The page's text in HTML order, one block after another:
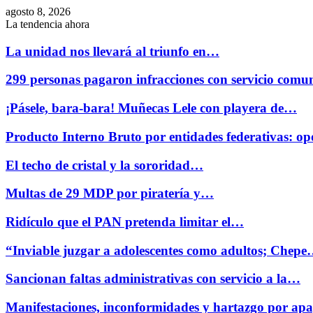
agosto 8, 2026
La tendencia ahora
La unidad nos llevará al triunfo en…
299 personas pagaron infracciones con servicio
¡Pásele, bara-bara! Muñecas Lele con playera de…
Producto Interno Bruto por entidades federativas:
El techo de cristal y la sororidad…
Multas de 29 MDP por piratería y…
Ridículo que el PAN pretenda limitar el…
“Inviable juzgar a adolescentes como adultos;
Sancionan faltas administrativas con servicio a la…
Manifestaciones, inconformidades y hartazgo por